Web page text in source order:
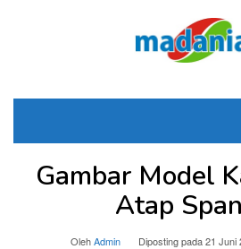
Gambar Model
Atap
OlehAdmin Diposting pada21 Juni